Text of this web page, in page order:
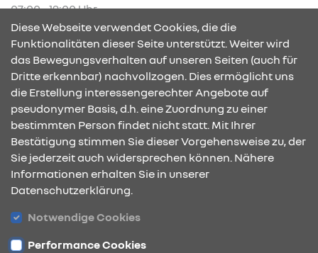
07:00 - 19:00 Uhr
KONTAKT & ANFAHRT
ÖFFNUNGSZEITEN
Diese Webseite verwendet Cookies, die die
Funktionalitäten dieser Seite unterstützt. Weiter wird
das Bewegungsverhalten auf unseren Seiten (auch für
Dritte erkennbar) nachvollzogen. Dies ermöglicht uns
die Erstellung interessengerechter Angebote auf
pseudonymer Basis, d.h. eine Zuordnung zu einer
bestimmten Person findet nicht statt. Mit Ihrer
Bestätigung stimmen Sie dieser Vorgehensweise zu, der
Sie jederzeit auch widersprechen können. Nähere
Informationen erhalten Sie in unserer
Datenschutzerklärung.
Notwendige Cookies
Performance Cookies